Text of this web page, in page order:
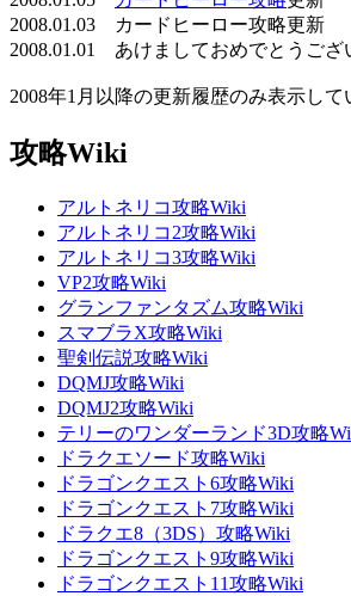
2008.01.03 カードヒーロー攻略更新
2008.01.01 あけましておめでとうござ
2008年1月以降の更新履歴のみ表示して
攻略Wiki
アルトネリコ攻略Wiki
アルトネリコ2攻略Wiki
アルトネリコ3攻略Wiki
VP2攻略Wiki
グランファンタズム攻略Wiki
スマブラX攻略Wiki
聖剣伝説攻略Wiki
DQMJ攻略Wiki
DQMJ2攻略Wiki
テリーのワンダーランド3D攻略
ドラクエソード攻略Wiki
ドラゴンクエスト6攻略Wiki
ドラゴンクエスト7攻略Wiki
ドラクエ8（3DS）攻略Wiki
ドラゴンクエスト9攻略Wiki
ドラゴンクエスト11攻略Wiki